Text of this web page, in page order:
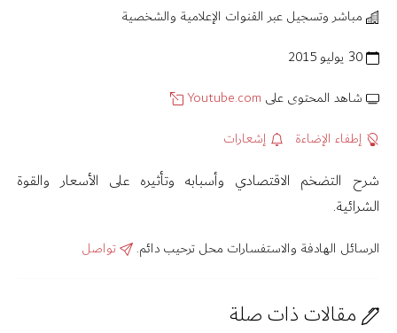
مباشر وتسجيل عبر القنوات الإعلامية والشخصية
شاهد المحتوى على Youtube.com
إطفاء الإضاءة
إشعارات
شرح التضخم الاقتصادي وأسبابه وتأثيره على الأسعار والقوة
الشرائية.
الرسائل الهادفة والاستفسارات محل ترحيب دائم. تواصل
مقالات ذات صلة